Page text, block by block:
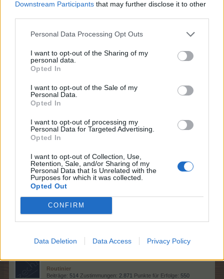
Downstream Participants that may further disclose it to other
Personal Data Processing Opt Outs
I want to opt-out of the Sharing of my
personal data.
Opted In
I want to opt-out of the Sale of my
Personal Data.
Opted In
I want to opt-out of processing my
Personal Data for Targeted Advertising.
Opted In
I want to opt-out of Collection, Use,
Retention, Sale, and/or Sharing of my
Personal Data that Is Unrelated with the
Purposes for which it was collected.
Opted Out
CONFIRM
Data Deletion Data Access Privacy Policy
Beiträge: 85 Zustimmungen: 1.147 Punkte für Erfolge: 100
Großmeister eines Forums, weiblich
Schattenspinner
beere777
Beiträge: 2.947 Zustimmungen: 38.676 Punkte für Erfolge: 3.300
kaloriechen
Beiträge:
1.771 Zustimmungen: 21.554
Tinka_1973
Beiträge: 221 Zustimmungen: 2.794 Punkte für Erfolge: 250
[NightShadow]
10.101 33.615
zechi74
Routinier
Beiträge: 514 Zustimmungen: 2.871 Punkte für Erfolge: 550